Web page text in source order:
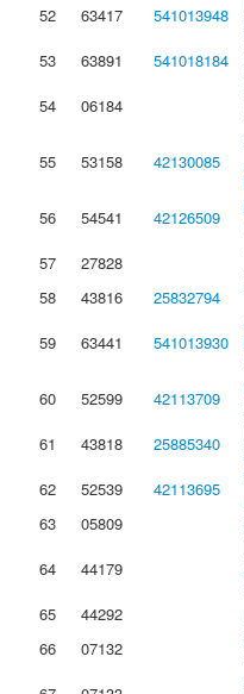
52
63417 541013948
53
63891 541018184
54
06184
55 53158 42130085
56 54541 42126509
57
27828
58
43816 25832794
59
63441 541013930
60 52599 42113709
61
43818 25885340
62
52539 42113695
63
05809
64
44179
65
44292
66
07132